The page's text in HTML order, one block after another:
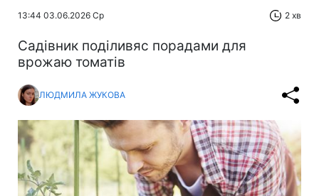
13:44 03.06.2026 Ср 2 хв
Садівник поділивяс порадами для
врожаю томатів
ЛЮДМИЛА ЖУКОВА